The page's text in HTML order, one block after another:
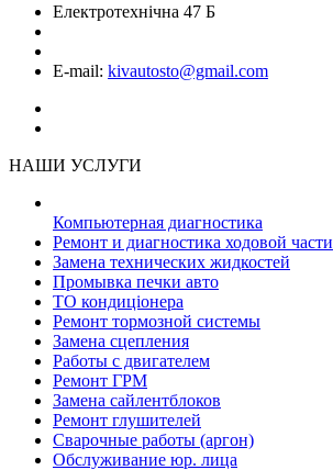
Електротехнічна 47 Б
E-mail: kivautosto@gmail.com
НАШИ УСЛУГИ
Компьютерная диагностика
Ремонт и диагностика ходовой части
Замена технических жидкостей
Промывка печки авто
ТО кондиціонера
Ремонт тормозной системы
Замена сцепления
Работы с двигателем
Ремонт ГРМ
Замена сайлентблоков
Ремонт глушителей
Сварочные работы (аргон)
Обслуживание юр. лица